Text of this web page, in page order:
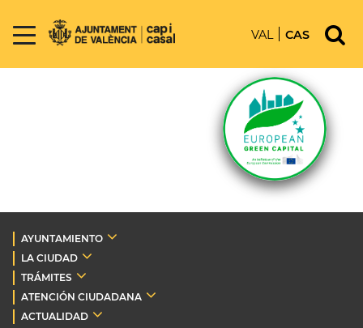
VAL CAS
AYUNTAMIENTO
LA CIUDAD
TRÁMITES
ATENCIÓN CIUDADANA
ACTUALIDAD